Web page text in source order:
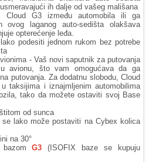
ih dalje od vašeg mališana
G3 između automobila ili ga
ovog laganog auto-sedišta olakšava
opterećenje leđa.
podesiti jednom rukom bez potrebe
- Vaš novi saputnik za putovanja
avionu, što vam omogućava da ga
putovanja. Za dodatnu slobodu, Cloud
taksijima i iznajmljenim automobilima
tako da možete ostaviti svoj Base
od sunca
lako može postaviti na Cybex kolica
na 30°
bazomG3 (ISOFIX baze se kupuju